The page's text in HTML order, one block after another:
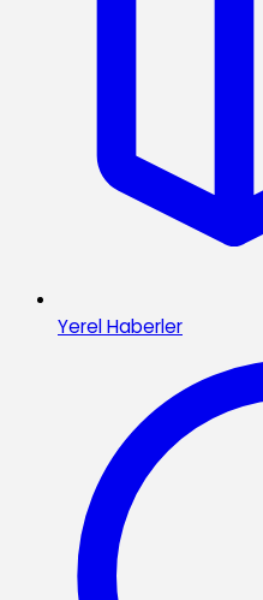
Yerel Haberler